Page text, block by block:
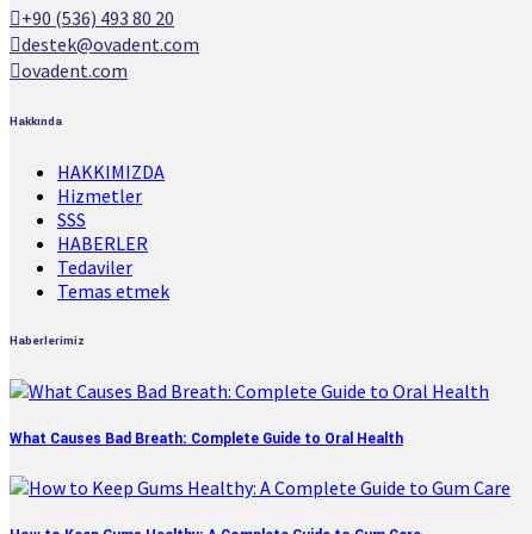
+90 (536) 493 80 20
destek@ovadent.com
ovadent.com
Hakkında
HAKKIMIZDA
Hizmetler
SSS
HABERLER
Tedaviler
Temas etmek
Haberlerimiz
What Causes Bad Breath: Complete Guide to Oral Health